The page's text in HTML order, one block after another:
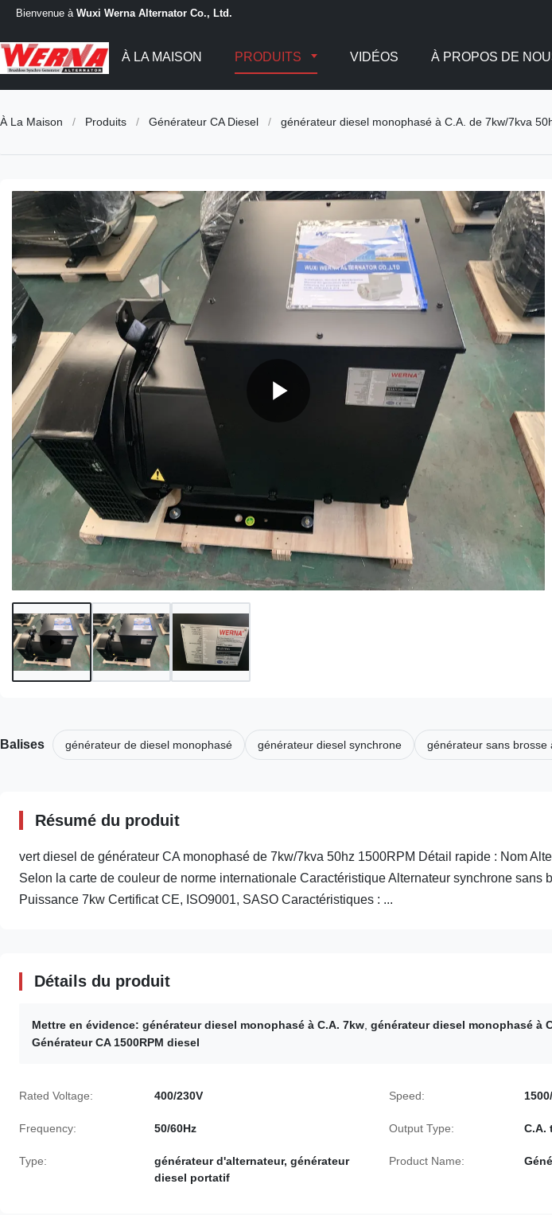
Bienvenue à Wuxi Werna Alternator Co., Ltd.
À LA MAISON PRODUITS VIDÉOS À PROPOS DE
À La Maison / Produits / Générateur CA Diesel / générateur diesel monophasé à C.A. de 7kw/7kva
Balises générateur de diesel monophasé générateur diesel synchrone générateur sans brosse
Résumé du produit
vert diesel de générateur CA monophasé de 7kw/7kva 50hz 1500RPM Détail rapide : Nom
Selon la carte de couleur de norme internationale Caractéristique Alternateur synchrone sans
Puissance 7kw Certificat CE, ISO9001, SASO Caractéristiques : ...
Détails du produit
Mettre en évidence: générateur diesel monophasé à C.A. 7kw, générateur diesel monophasé à
Générateur CA 1500RPM diesel
Rated Voltage: 400/230V Speed:
Frequency: 50/60Hz Output Type: C.A.
Type:
générateur d'alternateur, générateur
diesel portatif
Product Name: